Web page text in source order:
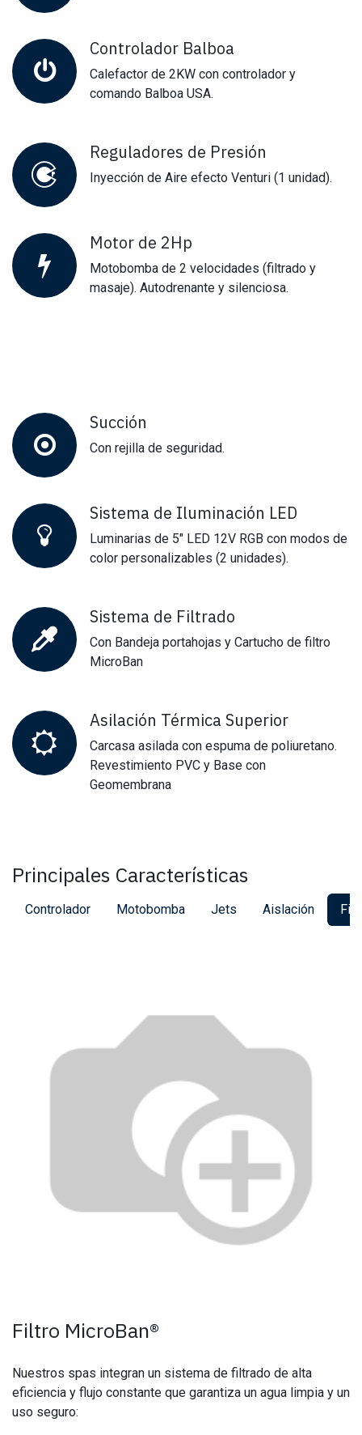
Controlador Balboa
Calefactor de 2KW con controlador y
comando Balboa USA.
Reguladores de Presión
Inyección de Aire efecto Venturi (1 unidad).
Motor de 2Hp
Motobomba de 2 velocidades (filtrado y
masaje). Autodrenante y silenciosa.
Succión
Con rejilla de seguridad.
Sistema de Iluminación LED
Luminarias de 5" LED 12V RGB con modos de
color personalizables (2 unidades).
Sistema de Filtrado
Con Bandeja portahojas y Cartucho de filtro
MicroBan
Asilación Térmica Superior
Carcasa asilada con espuma de poliuretano.
Revestimiento PVC y Base con
Geomembrana
Principales Características
Controlador Motobomba Jets Aislación
Filtro MicroBan®
Nuestros spas integran un sistema de filtrado de alta
eficiencia y flujo constante que garantiza un agua limpia y un
uso seguro: